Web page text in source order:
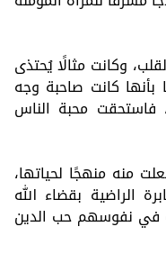
وكانت مثالًا يُحتذى
كانت صاحبة وجه
فاستحقت محبة الناس
منه منهجًا لحياتها،
الراضية بقضاء الله
في نفوسهم حب الدين